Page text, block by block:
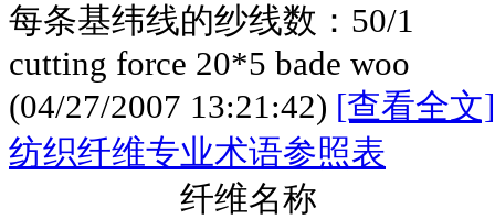
每条基纬线的纱线数：50/1
cutting force 20*5 bade woo
(04/27/2007 13:21:42) [查看全文]
纺织纤维专业术语参照表
纤维名称